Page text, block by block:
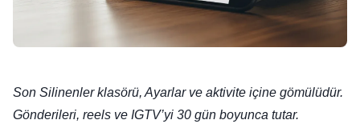
Son Silinenler klasörü, Ayarlar ve aktivite içine gömülüdür.
Gönderileri, reels ve IGTV’yi 30 gün boyunca tutar.